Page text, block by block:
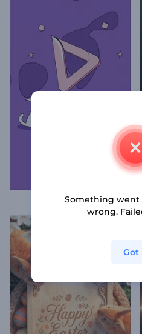
افتتاحية كيتي الكارتونية
يوجد شيء ما خطأ Something went
wrong.
Got